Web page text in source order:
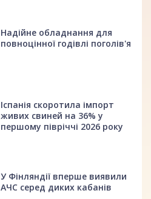
Надійне обладнання для
повноцінної годівлі поголів'я
Іспанія скоротила імпорт
живих свиней на 36% у
першому півріччі 2026 року
У Фінляндії вперше виявили
АЧС серед диких кабанів